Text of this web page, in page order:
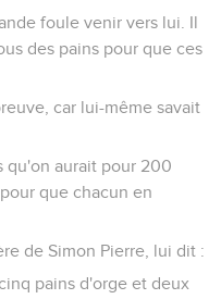
foule venir vers lui. Il
des pains pour que ces
car lui-même savait
qu'on aurait pour 200
que chacun en
de Simon Pierre, lui dit :
pains d'orge et deux